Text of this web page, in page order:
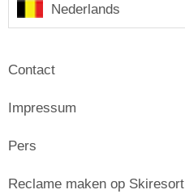
Nederlands
Contact
Impressum
Pers
Reclame maken op Skiresort